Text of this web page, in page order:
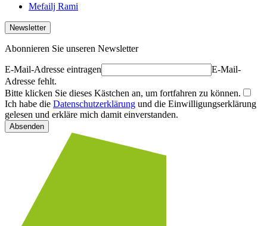
Mefailj Rami
Newsletter
Abonnieren Sie unseren Newsletter
E-Mail-Adresse eintragen
E-Mail-
Adresse fehlt.
Bitte klicken Sie dieses Kästchen an, um fortfahren zu können.
Ich habe die Datenschutzerklärung und die Einwilligungserklärung
gelesen und erkläre mich damit einverstanden.
Absenden